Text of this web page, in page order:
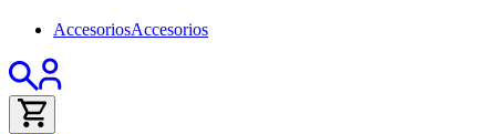
AccesoriosAccesorios